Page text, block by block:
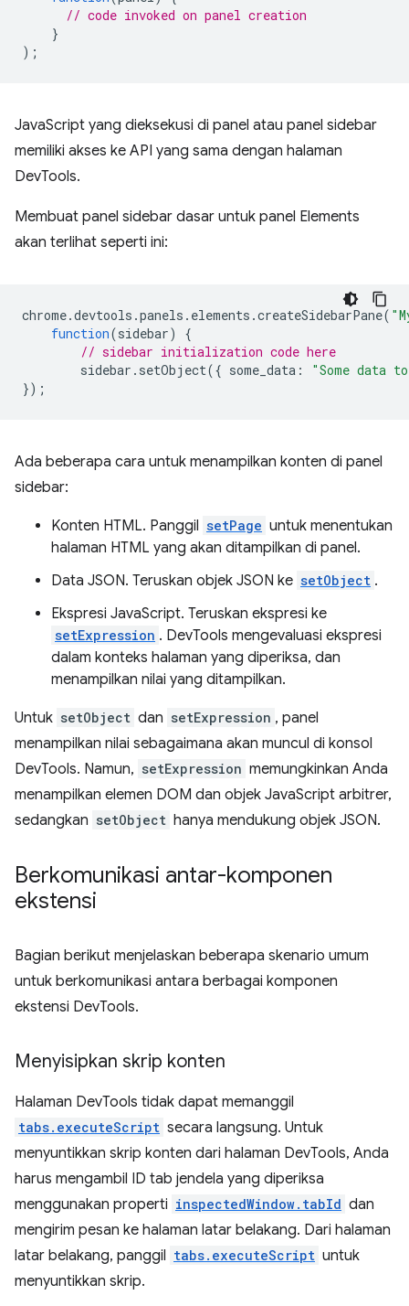
// code invoked on panel creation
}
);
JavaScript yang dieksekusi di panel atau panel sidebar
memiliki akses ke API yang sama dengan halaman
DevTools.
Membuat panel sidebar dasar untuk panel Elements
akan terlihat seperti ini:
chrome.devtools .panels . elements .createSidebarPane(
function(sidebar)
{
// sidebar initialization code here
sidebar . setObject({ some_data :
"Some data
});
Ada beberapa cara untuk menampilkan konten di panel
sidebar:
Konten HTML. Panggil setPage untuk menentukan
halaman HTML yang akan ditampilkan di panel.
Data JSON. Teruskan objek JSON ke setObject .
Ekspresi JavaScript. Teruskan ekspresi ke
setExpression . DevTools mengevaluasi ekspresi
dalam konteks halaman yang diperiksa, dan
menampilkan nilai yang ditampilkan.
Untuk setObject dan setExpression , panel
menampilkan nilai sebagaimana akan muncul di konsol
DevTools. Namun, setExpression memungkinkan Anda
menampilkan elemen DOM dan objek JavaScript arbitrer,
sedangkan setObject hanya mendukung objek JSON.
Berkomunikasi antar-komponen
ekstensi
Bagian berikut menjelaskan beberapa skenario umum
untuk berkomunikasi antara berbagai komponen
ekstensi DevTools.
Menyisipkan skrip konten
Halaman DevTools tidak dapat memanggil
tabs.executeScript secara langsung. Untuk
menyuntikkan skrip konten dari halaman DevTools, Anda
harus mengambil ID tab jendela yang diperiksa
menggunakan properti inspectedWindow.tabId dan
mengirim pesan ke halaman latar belakang. Dari halaman
latar belakang, panggil tabs.executeScript untuk
menyuntikkan skrip.